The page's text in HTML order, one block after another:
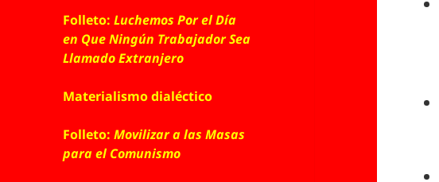
Folleto:Luchemos Por el Día
en Que Ningún Trabajador Sea
Llamado Extranjero
Materialismo dialéctico
Folleto:Movilizar a las Masas
para el Comunismo